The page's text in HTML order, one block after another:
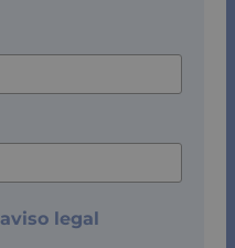
aviso legal